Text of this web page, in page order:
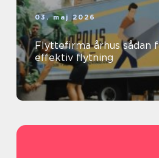
03. maj 2026
Flyttefirma århus sådan får du en tryg og
effektiv flytning